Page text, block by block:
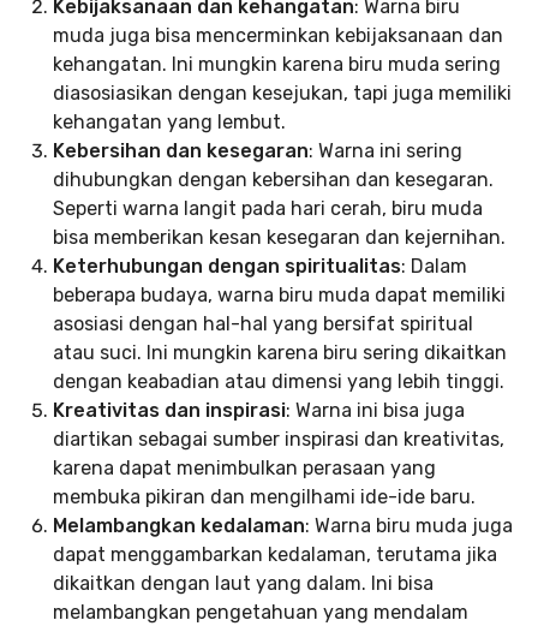
Kebijaksanaan dan kehangatan: Warna biru
muda juga bisa mencerminkan kebijaksanaan dan
kehangatan. Ini mungkin karena biru muda sering
diasosiasikan dengan kesejukan, tapi juga memiliki
kehangatan yang lembut.
Kebersihan dan kesegaran: Warna ini sering
dihubungkan dengan kebersihan dan kesegaran.
Seperti warna langit pada hari cerah, biru muda
bisa memberikan kesan kesegaran dan kejernihan.
Keterhubungan dengan spiritualitas: Dalam
beberapa budaya, warna biru muda dapat memiliki
asosiasi dengan hal-hal yang bersifat spiritual
atau suci. Ini mungkin karena biru sering dikaitkan
dengan keabadian atau dimensi yang lebih tinggi.
Kreativitas dan inspirasi: Warna ini bisa juga
diartikan sebagai sumber inspirasi dan kreativitas,
karena dapat menimbulkan perasaan yang
membuka pikiran dan mengilhami ide-ide baru.
Melambangkan kedalaman: Warna biru muda juga
dapat menggambarkan kedalaman, terutama jika
dikaitkan dengan laut yang dalam. Ini bisa
melambangkan pengetahuan yang mendalam